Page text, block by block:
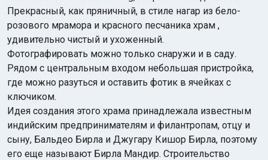
Прекрасный, как пряничный, в стиле нагар из бело-
розового мрамора и красного песчаника храм ,
удивительно чистый и ухоженный.
Фотографировать можно только снаружи и в саду.
Рядом с центральным входом небольшая пристройка,
где можно разуться и оставить фотик в ячейках с
ключиком.
Идея создания этого храма принадлежала известным
индийским предпринимателям и филантропам, отцу и
сыну, Бальдео Бирла и Джугару Кишор Бирла, поэтому
его еще называют Бирла Мандир. Строительство